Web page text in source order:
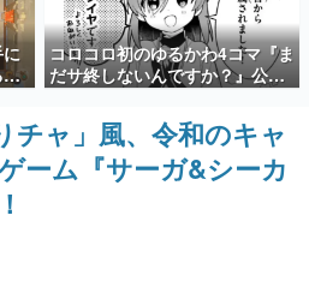
タルゲーム市場を担う若きクリエイター達
のルーツと情熱を探っていきます。
作家たち
影響を受けた作家さんに取材し、ゲームが
産業やカルチャーに与えた影響を探る企
コロコロ初のゆるかわ4コマ『ま
だサ終しないんですか？』公開
スタート。主人公は新入社員の
侘石ダイヤ、ゲーム会社を舞台
にトラブルへ対応する社員たち
を描く
チャ」風、令和のキャ
ーム『サーガ&シーカ